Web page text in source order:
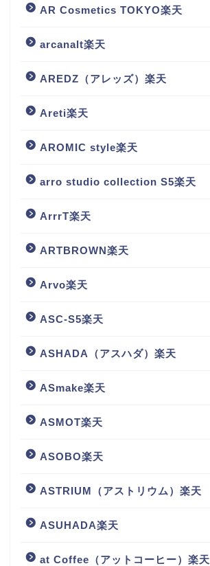
AR Cosmetics TOKYO楽天
arcanalt楽天
AREDZ（アレッズ）楽天
Areti楽天
AROMIC style楽天
arro studio collection S5楽天
ArrrT楽天
ARTBROWN楽天
Arvo楽天
ASC-S5楽天
ASHADA（アスハダ）楽天
ASmake楽天
ASMOT楽天
ASOBO楽天
ASTRIUM（アストリウム）楽天
ASUHADA楽天
at Coffee（アットコーヒー）楽天